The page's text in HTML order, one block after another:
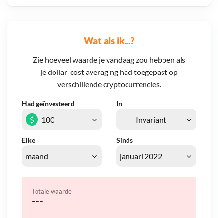
Wat als ik...?
Zie hoeveel waarde je vandaag zou hebben als
je dollar-cost averaging had toegepast op
verschillende cryptocurrencies.
Had geïnvesteerd In
Elke Sinds
$
Totale waarde
---